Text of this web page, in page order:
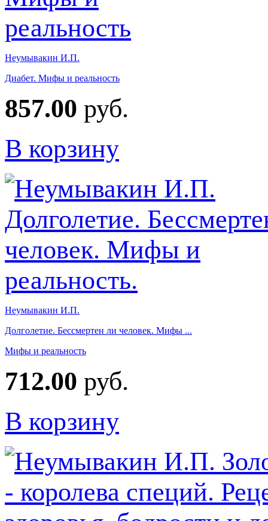
Неумывакин И.П.
Диабет. Мифы и реальность
857.00 руб.
В корзину
Неумывакин И.П.
Долголетие. Бессмертен ли человек. Мифы ...
Мифы и реальность
712.00 руб.
В корзину